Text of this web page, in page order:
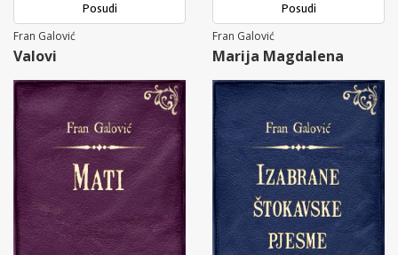
Posudi
Fran Galović
Valovi
Posudi
Fran Galović
Marija Magdalena